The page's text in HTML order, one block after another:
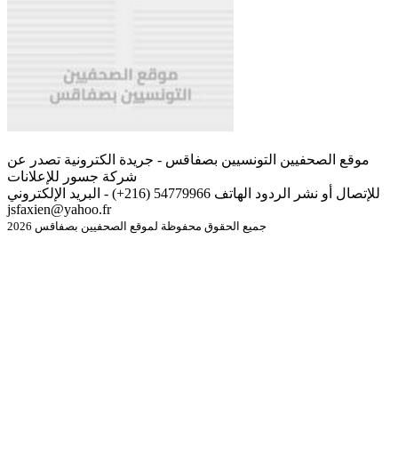
موقع الصحفيين التونسيين بصفاقس - جريدة الكترونية تصدر عن
شركة جسور للإعلانات
للإتصال أو نشر الردود الهاتف 54779966 (216+) - البريد الإلكتروني
jsfaxien@yahoo.fr
جميع الحقوق محفوظة لموقع الصحفيين بصفاقس 2026